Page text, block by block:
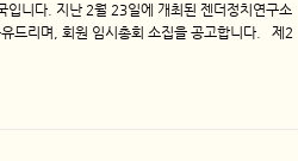
입니다. 지난 2월 23일에 개최된 젠더정치연구소
드리며, 회원 임시총회 소집을 공고합니다. 제2